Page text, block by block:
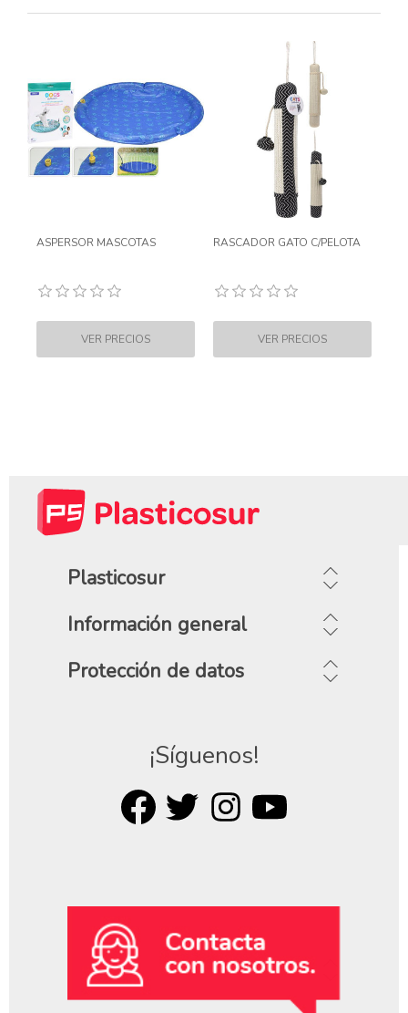
ASPERSOR MASCOTAS RASCADOR GATO C/PELOTA
Plasticosur
Información general
Protección de datos
¡Síguenos!